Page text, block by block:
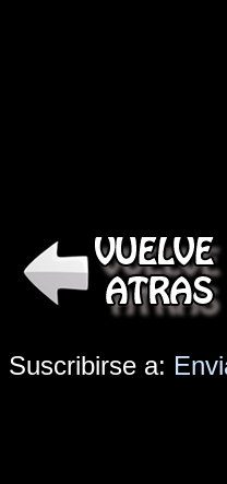
Suscribirse a: